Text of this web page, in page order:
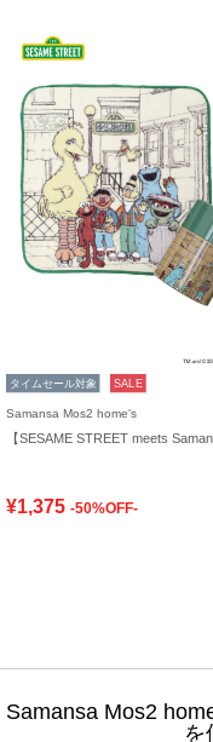
タイムセール対象 SALE
Samansa Mos2 home's
¥1,375 -50%OFF-
Samansa Mos2
を